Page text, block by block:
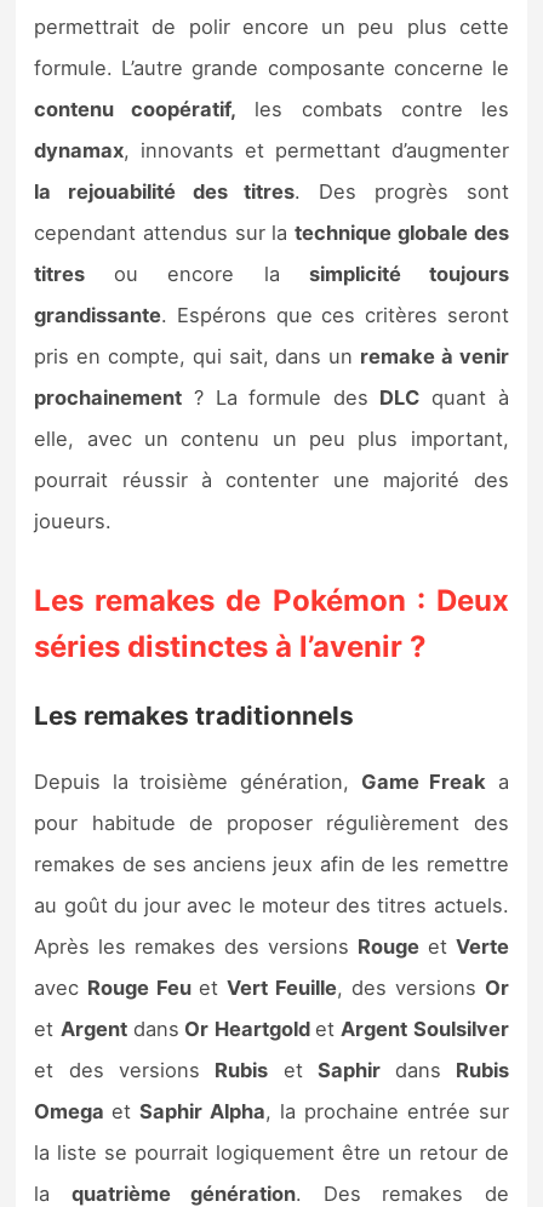
permettrait de polir encore un peu plus cette
formule. L’autre grande composante concerne le
contenu coopératif, les combats contre les
dynamax, innovants et permettant d’augmenter
la rejouabilité des titres. Des progrès sont
cependant attendus sur latechnique globale des
titres ou encore la simplicité toujours
grandissante. Espérons que ces critères seront
pris en compte, qui sait, dans un remake à venir
prochainement ? La formule des DLC quant à
elle, avec un contenu un peu plus important,
pourrait réussir à contenter une majorité des
joueurs.
Les remakes de Pokémon : Deux
séries distinctes à l’avenir ?
Les remakes traditionnels
Depuis la troisième génération, Game Freak a
pour habitude de proposer régulièrement des
remakes de ses anciens jeux afin de les remettre
au goût du jour avec le moteur des titres actuels.
Après les remakes des versions Rougeet Verte
avec Rouge Feuet Vert Feuille, des versions Or
et Argentdans Or Heartgoldet Argent Soulsilver
et des versions Rubis etSaphir dans Rubis
OmegaetSaphir Alpha, la prochaine entrée sur
la liste se pourrait logiquement être un retour de
la quatrième génération. Des remakes de